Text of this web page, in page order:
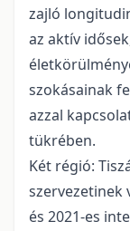
zajló
az aktív
szokásainak
azzal
tükrében.
Két régió:
szervezetinek
és 2021-es